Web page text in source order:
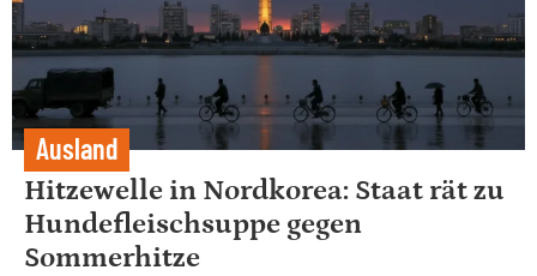
Ausland
Hitzewelle in Nordkorea: Staat rät zu
Hundefleischsuppe gegen
Sommerhitze